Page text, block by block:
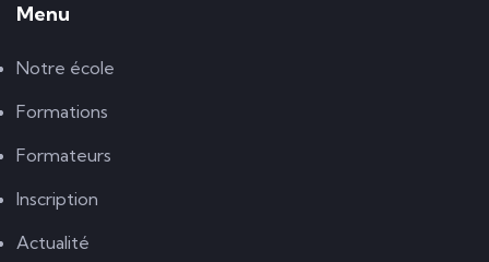
Menu
Notre école
Formations
Formateurs
Inscription
Actualité